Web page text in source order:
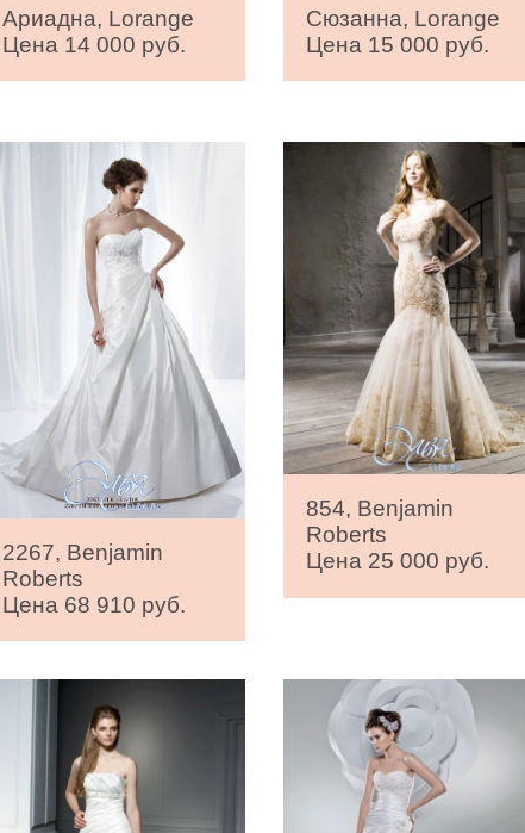
Ариадна, Lorange
Цена 14 000 руб.
Сюзанна, Lorange
Цена 15 000 руб.
2267, Benjamin
Roberts
Цена 68 910 руб.
854, Benjamin
Roberts
Цена 25 000 руб.